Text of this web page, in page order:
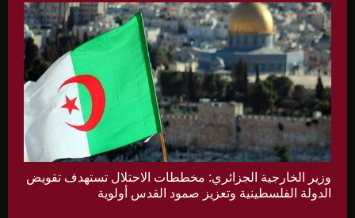
وزير الخارجية الجزائري: مخططات الاحتلال تستهدف تقويض
الدولة الفلسطينية وتعزيز صمود القدس أولوية